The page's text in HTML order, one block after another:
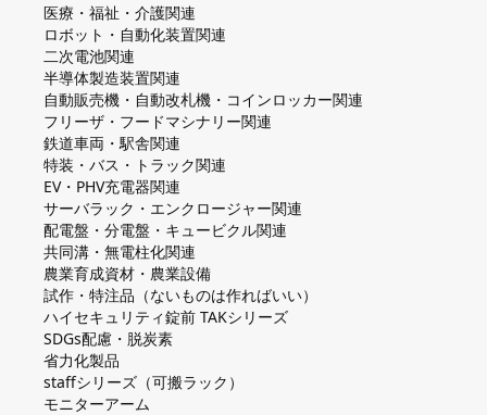
医療・福祉・介護関連
ロボット・自動化装置関連
二次電池関連
半導体製造装置関連
自動販売機・自動改札機・コインロッカー関連
フリーザ・フードマシナリー関連
鉄道車両・駅舎関連
特装・バス・トラック関連
EV・PHV充電器関連
サーバラック・エンクロージャー関連
配電盤・分電盤・キュービクル関連
共同溝・無電柱化関連
農業育成資材・農業設備
試作・特注品（ないものは作ればいい）
ハイセキュリティ錠前 TAKシリーズ
SDGs配慮・脱炭素
省力化製品
staffシリーズ（可搬ラック）
モニターアーム